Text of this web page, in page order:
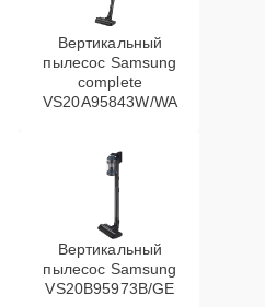
Вертикальный
пылесос Samsung
complete
VS20A95843W/WA
Вертикальный
пылесос Samsung
VS20B95973B/GE